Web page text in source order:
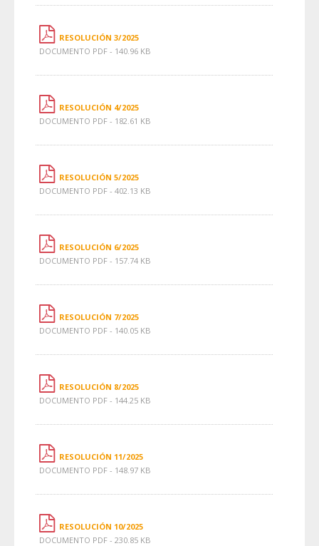
RESOLUCIÓN 3/2025
DOCUMENTO PDF - 140.96 KB
RESOLUCIÓN 4/2025
DOCUMENTO PDF - 182.61 KB
RESOLUCIÓN 5/2025
DOCUMENTO PDF - 402.13 KB
RESOLUCIÓN 6/2025
DOCUMENTO PDF - 157.74 KB
RESOLUCIÓN 7/2025
DOCUMENTO PDF - 140.05 KB
RESOLUCIÓN 8/2025
DOCUMENTO PDF - 144.25 KB
RESOLUCIÓN 11/2025
DOCUMENTO PDF - 148.97 KB
RESOLUCIÓN 10/2025
DOCUMENTO PDF - 230.85 KB